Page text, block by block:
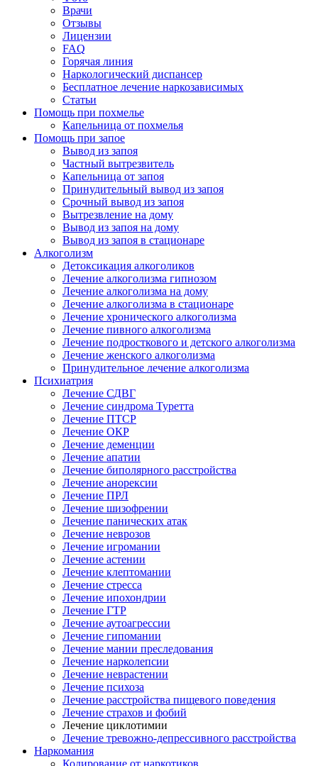
Врачи
Отзывы
Лицензии
FAQ
Горячая линия
Наркологический диспансер
Бесплатное лечение наркозависимых
Статьи
Помощь при похмелье
Капельница от похмелья
Помощь при запое
Вывод из запоя
Частный вытрезвитель
Капельница от запоя
Принудительный вывод из запоя
Срочный вывод из запоя
Вытрезвление на дому
Вывод из запоя на дому
Вывод из запоя в стационаре
Алкоголизм
Детоксикация алкоголиков
Лечение алкоголизма гипнозом
Лечение алкоголизма на дому
Лечение алкоголизма в стационаре
Лечение хронического алкоголизма
Лечение пивного алкоголизма
Лечение подросткового и детского алкоголизма
Лечение женского алкоголизма
Принудительное лечение алкоголизма
Психиатрия
Лечение СДВГ
Лечение синдрома Туретта
Лечение ПТСР
Лечение ОКР
Лечение деменции
Лечение апатии
Лечение биполярного расстройства
Лечение анорексии
Лечение ПРЛ
Лечение шизофрении
Лечение панических атак
Лечение неврозов
Лечение игромании
Лечение астении
Лечение клептомании
Лечение стресса
Лечение ипохондрии
Лечение ГТР
Лечение аутоагрессии
Лечение гипомании
Лечение мании преследования
Лечение нарколепсии
Лечение неврастении
Лечение психоза
Лечение расстройства пищевого поведения
Лечение страхов и фобий
Лечение циклотимии
Лечение тревожно-депрессивного расстройства
Наркомания
Кодирование от наркотиков